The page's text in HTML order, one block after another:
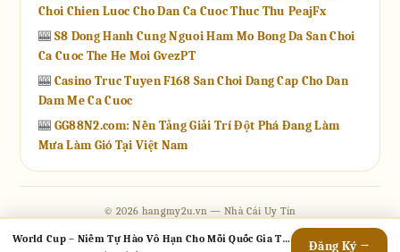
Choi Chien Luoc Cho Dan Ca Cuoc Thuc Thu PeajFx
🎰 S8 Dong Hanh Cung Nguoi Ham Mo Bong Da San Choi
Ca Cuoc The He Moi GvezPT
🎰 Casino Truc Tuyen F168 San Choi Dang Cap Cho Dan
Dam Me Ca Cuoc
🎰 GG88N2.com: Nền Tảng Giải Trí Đột Phá Đang Làm
Mưa Làm Gió Tại Việt Nam
© 2026 hangmy2u.vn — Nhà Cái Uy Tín
Contact
Chính Sách Giao Dịch· Chính Sách Hoàn Trả ·Chính Sách Bảo Mật
·
Điều Khoản Dịch Vụ
Sitemap
World Cup – Niềm Tự Hào Vô Hạn Cho Mỗi Quốc Gia Tham Dự
Đăng Ký →